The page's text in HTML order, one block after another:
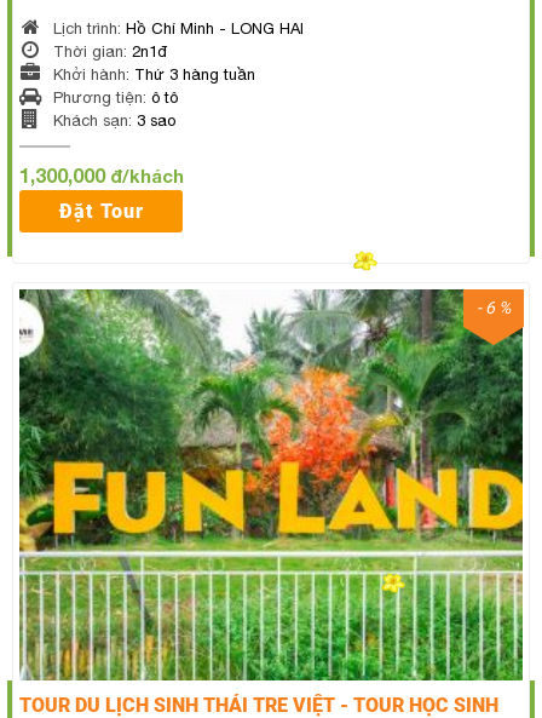
Lịch trình: Hồ Chí Minh - LONG HAI
Thời gian: 2n1đ
Khởi hành: Thứ 3 hàng tuần
Phương tiện: ô tô
Khách sạn: 3 sao
1,300,000 đ/khách
Đặt Tour
- 6 %
TOUR DU LỊCH SINH THÁI TRE VIỆT - TOUR HỌC SINH